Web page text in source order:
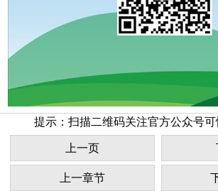
提示：扫描二维码关注官方公众号
上一页
上一章节